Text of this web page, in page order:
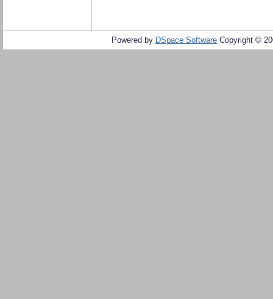
Powered by DSpace Software Copyright ©